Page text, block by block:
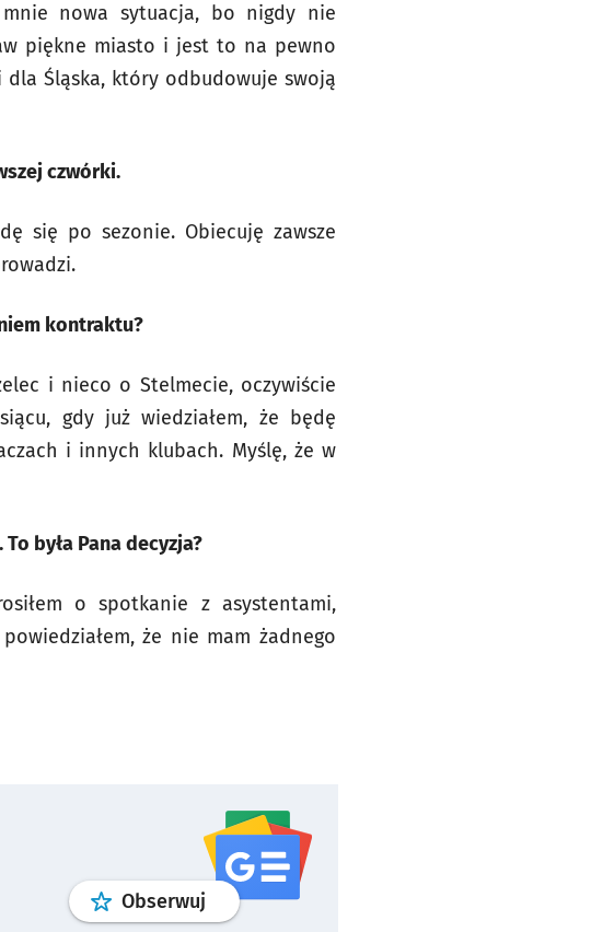
nowa sytuacja, bo nigdy nie
piękne miasto i jest to na pewno
Śląska, który odbudowuje swoją
czwórki.
się po sezonie. Obiecuję zawsze
kontraktu?
i nieco o Stelmecie, oczywiście
gdy już wiedziałem, że będę
i innych klubach. Myślę, że w
była Pana decyzja?
o spotkanie z asystentami,
że nie mam żadnego
Obserwuj profilgoogle news